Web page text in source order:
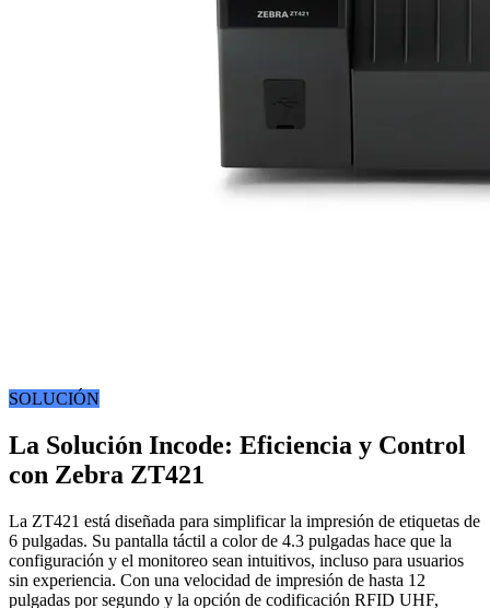
SOLUCIÓN
La Solución Incode: Eficiencia y Control
con Zebra ZT421
La ZT421 está diseñada para simplificar la impresión de etiquetas de
6 pulgadas. Su pantalla táctil a color de 4.3 pulgadas hace que la
configuración y el monitoreo sean intuitivos, incluso para usuarios
sin experiencia. Con una velocidad de impresión de hasta 12
pulgadas por segundo y la opción de codificación RFID UHF,